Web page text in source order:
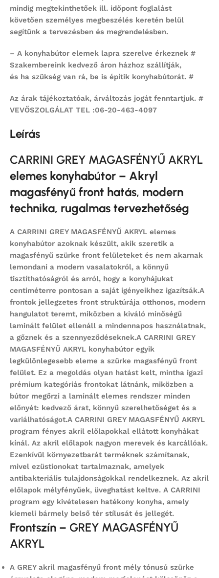
mindig megtekinthetőek ill. időpont foglalást
követően személyes megbeszélés keretén belül
segítünk a tervezésben és megrendelésben.
– A konyhabútor elemek lapra szerelve érkeznek #
Szakembereink kedvező áron házhoz szállítják,
és ha szükség van rá, be is építik konyhabútorát. #
Az árak tájékoztatóak, árváltozás jogát fenntartjuk. #
VEVŐSZOLGÁLAT TEL :06-20-463-4097
Leírás
CARRINI GREY MAGASFÉNYŰ AKRYL
elemes konyhabútor – Akryl
magasfényű front hatás, modern
technika, rugalmas tervezhetőség
A CARRINI GREY MAGASFÉNYŰ AKRYL elemes
konyhabútor azoknak készült, akik szeretik a
magasfényű szürke front felületeket és nem akarnak
lemondani a modern vasalatokról, a könnyű
tisztíthatóságról és arról, hogy a konyhájukat
centiméterre pontosan a saját igényeikhez igazítsák.A
frontok jellegzetes front struktúrája otthonos, modern
hangulatot teremt, miközben a kiváló minőségű
laminált felület ellenáll a mindennapos használatnak,
a gőznek és a szennyeződéseknek.A CARRINI GREY
MAGASFÉNYŰ AKRYL konyhabútor egyik
legkülönlegesebb eleme a szürke magasfényű front
felület. Ez a megoldás olyan hatást kelt, mintha igazi
prémium kategóriás frontokat látnánk, miközben a
bútor megőrzi a laminált elemes rendszer minden
előnyét: kedvező árat, könnyű szerelhetőséget és a
variálhatóságot.A CARRINI GREY MAGASFÉNYŰ AKRYL
program fényes akril előlapokkal ellátott konyhákat
kínál. Az akril előlapok nagyon merevek és karcállóak.
Ezenkívül környezetbarát terméknek számítanak,
mivel ezüstionokat tartalmaznak, amelyek
antibakteriális tulajdonságokkal rendelkeznek. Az akril
előlapok mélyfényűek, üveghatást keltve. A CARRINI
program egy kivételesen hatékony konyha, amely
kiemeli bármely belső tér stílusát és jellegét.
Frontszín – GREY MAGASFÉNYŰ
AKRYL
A GREY akril magasfényű front mély tónusú szürke